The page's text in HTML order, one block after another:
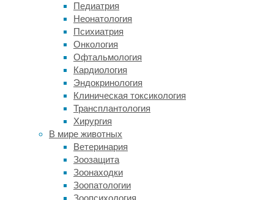
Педиатрия
Неонатология
Психиатрия
Онкология
Офтальмология
Кардиология
Эндокринология
Клиническая токсикология
Трансплантология
Хирургия
В мире животных
Ветеринария
Зоозащита
Зоонаходки
Зоопатологии
Зоопсихология
Некоторые
животные-
опылители,
такие
как
пчелы
колибри,
обладают
естественным
электрическим
зарядом.
Считается,
что
это